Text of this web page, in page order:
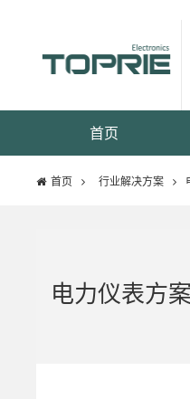
首页
首页 行业解决方案
电力仪表方案